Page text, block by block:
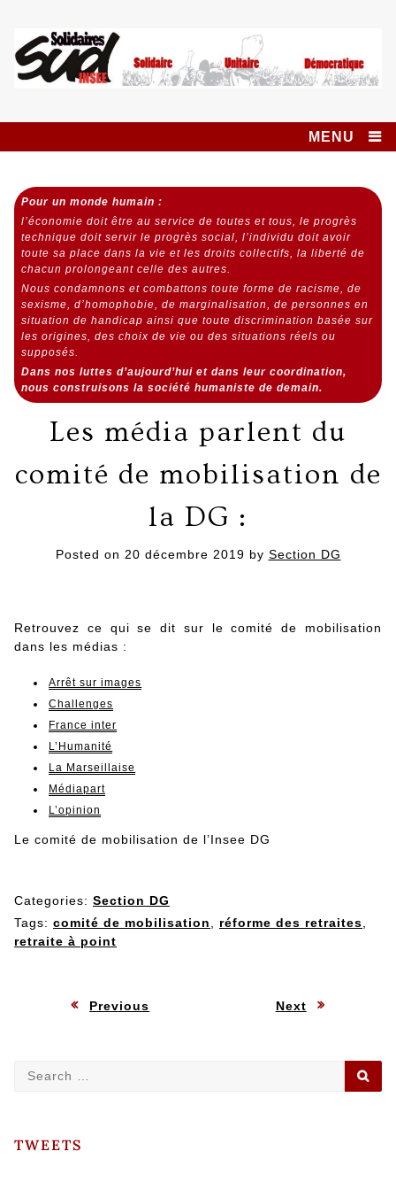
content
Syndicat SUD
INSEE SOLIDAIRES
MENU
Pour un monde humain :
l’économie doit être au service de toutes et tous,le progrès
technique doit servir le progrès social,l’individu doit avoir
toute sa place dans la vie et les droits collectifs, la liberté de
chacun prolongeant celle des autres.
Nous condamnons et combattons toute forme de racisme, de
sexisme, d’homophobie, de marginalisation, de personnes en
situation de handicap ainsi que toute discrimination basée sur
les origines, des choix de vie ou des situations réels ou
supposés.
Dans nos luttes d’aujourd’hui et dans leur coordination,
nous construisons la société humaniste de demain.
Les média parlent du
comité de mobilisation de
la DG :
Posted on 20 décembre 2019 by Section DG
Retrouvez ce qui se dit sur le comité de mobilisation
dans les médias :
Arrêt sur images
Challenges
France inter
L’Humanité
La Marseillaise
Médiapart
L’opinion
Le comité de mobilisation de l’Insee DG
Categories: Section DG
Tags: comité de mobilisation réforme des retraites
retraite à point
Navigation
l’article
Previous Next:
Search
TWEETS